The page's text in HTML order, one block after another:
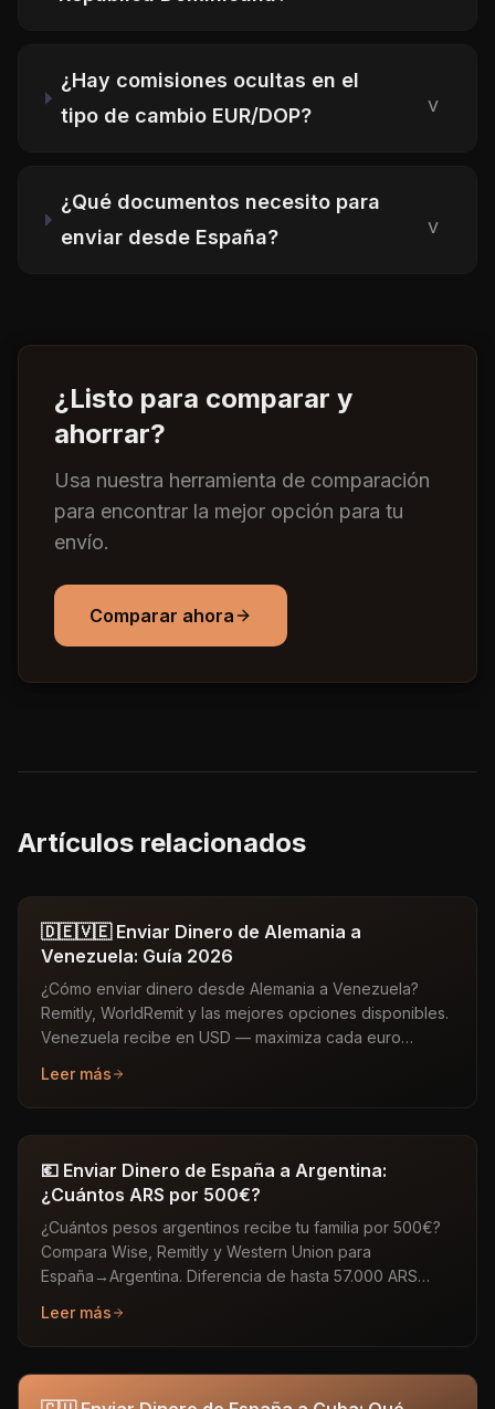
¿Hay comisiones ocultas en el
tipo de cambio EUR/DOP?
v
¿Qué documentos necesito para
enviar desde España?
v
¿Listo para comparar y
ahorrar?
Usa nuestra herramienta de comparación
para encontrar la mejor opción para tu
envío.
Comparar ahora
Artículos relacionados
🇩🇪🇻🇪 Enviar Dinero de Alemania a
Venezuela: Guía 2026
¿Cómo enviar dinero desde Alemania a Venezuela?
Remitly, WorldRemit y las mejores opciones disponibles.
Venezuela recibe en USD — maximiza cada euro
Leer más
💶 Enviar Dinero de España a Argentina:
¿Cuántos ARS por 500€?
¿Cuántos pesos argentinos recibe tu familia por 500€?
Compara Wise, Remitly y Western Union para
España→Argentina. Diferencia de hasta 57.000 ARS
Leer más